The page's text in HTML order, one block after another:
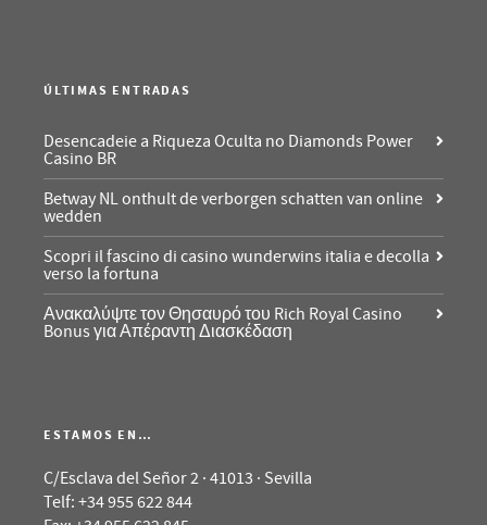
ÚLTIMAS ENTRADAS
Desencadeie a Riqueza Oculta no Diamonds Power
Casino BR
Betway NL onthult de verborgen schatten van online
wedden
Scopri il fascino di casino wunderwins italia e decolla
verso la fortuna
Ανακαλύψτε τον Θησαυρό του Rich Royal Casino
Bonus για Απέραντη Διασκέδαση
ESTAMOS EN…
C/Esclava del Señor 2 · 41013 · Sevilla
Telf: +34 955 622 844